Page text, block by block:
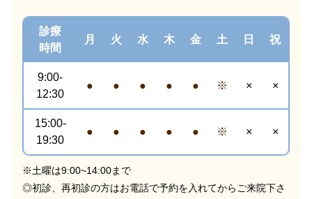
診療
時間
月 火 水 木 金 土 日 祝
9:00-
12:30
● ● ● ● ● ※ × ×
15:00-
19:30
● ● ● ● ● ※ × ×
※土曜は9:00~14:00まで
◎初診、再初診の方はお電話で予約を入れてからご来院下さ